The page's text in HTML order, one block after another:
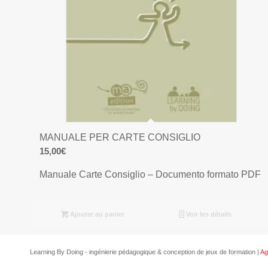
MANUALE PER CARTE CONSIGLIO
15,00€
Manuale Carte Consiglio – Documento formato PDF
Ajouter au panier Voir les détails
Learning By Doing - ingénierie pédagogique & conception de jeux de formation |